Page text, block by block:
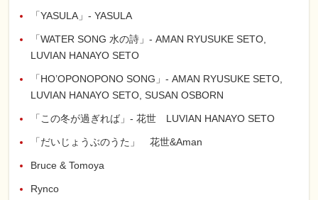
「YASULA」- YASULA
「WATER SONG 水の詩」- AMAN RYUSUKE SETO,
LUVIAN HANAYO SETO
「HO’OPONOPONO SONG」- AMAN RYUSUKE SETO,
LUVIAN HANAYO SETO, SUSAN OSBORN
「この冬が過ぎれば」- 花世 LUVIAN HANAYO SETO
「だいじょうぶのうた」 花世&Aman
Bruce & Tomoya
Rynco